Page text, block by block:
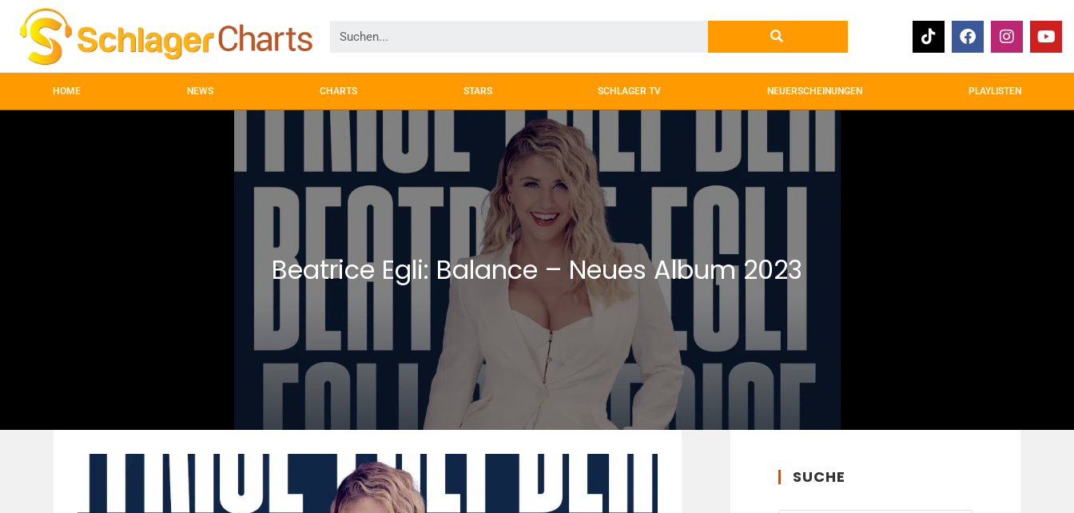
HOME NEWS CHARTS STARS SCHLAGER TV NEUERSCHEINUNGEN PLAYLISTEN
Beatrice Egli: Balance – Neues Album 2023
SUCHE